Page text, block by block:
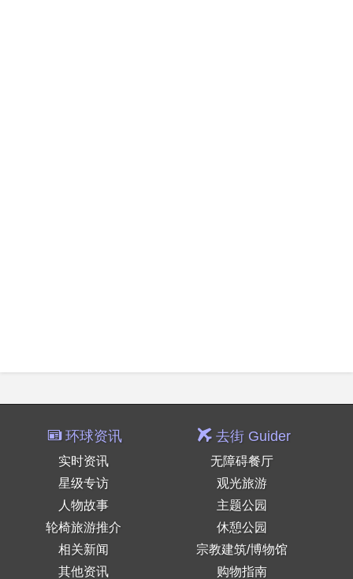
环球资讯
实时资讯
星级专访
人物故事
轮椅旅游推介
相关新闻
其他资讯
去街 Guider
无障碍餐厅
观光旅游
主题公园
休憩公园
宗教建筑/博物馆
购物指南